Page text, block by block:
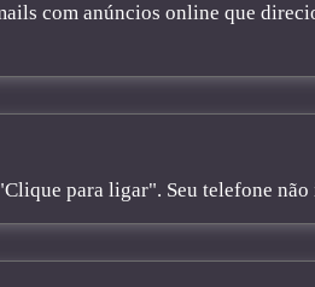
com anúncios online que
para ligar". Seu telefone